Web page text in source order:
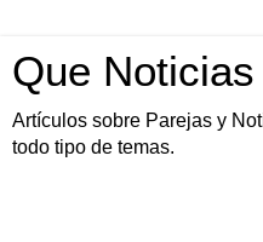
Que
Artículos sobre Parejas y
todo tipo de temas.